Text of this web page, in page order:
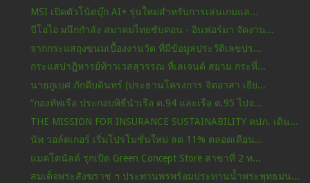
MSI เปิดตัวโน้ตบุ๊ก AI+ รุ่นใหม่สำหรับการเล่นเกมแล...
บีโอไอ ผนึกกำลัง สมาคมไทยซับคอน - อินฟอร์มา จัดงาน...
จากกระแสถุงขนมเบื้องงานวัด ที่มีข้อมูลประวัติเลขปร...
กระแสปาฎิหารย์ท้าวเวสสุวรรณ ที่เลเจนด์ สยาม กระหึ่...
นายภูเบศ ภักดีบดินทร์ (ประธานโครงการ จิตอาสา เยีย...
“กองทัพเรือ ประกอบพิธีนำเรือ ต.94 และเรือ ต.95 ไปจ...
THE MISSION FOR INSURANCE SUSTAINABILITY คปภ. เดิน...
นัท วอล์คเกอร์ เริ่มโปรโมชั่นใหม่ ลด 11% ตลอดเดือน...
แมคโดนัลด์ รุกเปิด Green Concept Store สาขาที่ 2 ท...
สมเด็จพระสังฆราช ฯ ประทานพรพร้อมประทานน้ำพระพุทธมน...